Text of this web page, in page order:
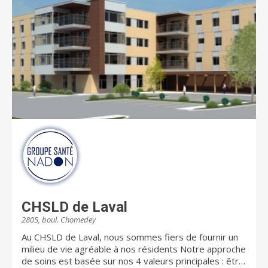
requérant de l’assistance à la mobilité et à l’hygiène;
Problèmes de santé exigeant une diète particulière
(diabète, dysphagie, etc.); Autant pour :
Convalescence; Répit; Séjour à long terme
CHSLD de Laval
2805, boul. Chomedey
Au CHSLD de Laval, nous sommes fiers de fournir un
milieu de vie agréable à nos résidents Notre approche
de soins est basée sur nos 4 valeurs principales : être